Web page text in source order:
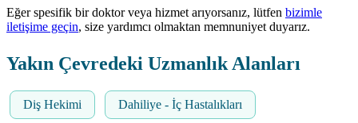
Eğer spesifik bir doktor veya hizmet arıyorsanız, lütfen bizimle
iletişime geçin, size yardımcı olmaktan memnuniyet duyarız.
Yakın Çevredeki Uzmanlık Alanları
Diş Hekimi Dahiliye - İç Hastalıkları